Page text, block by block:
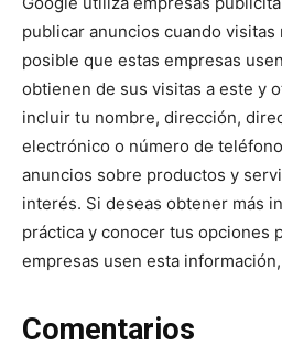
publicar anuncios cuando
posible que estas empresas
obtienen de sus visitas a este y
incluir tu nombre, dirección,
electrónico o número de
anuncios sobre productos y
interés. Si deseas obtener más
práctica y conocer tus opciones
empresas usen esta información,
Comentarios